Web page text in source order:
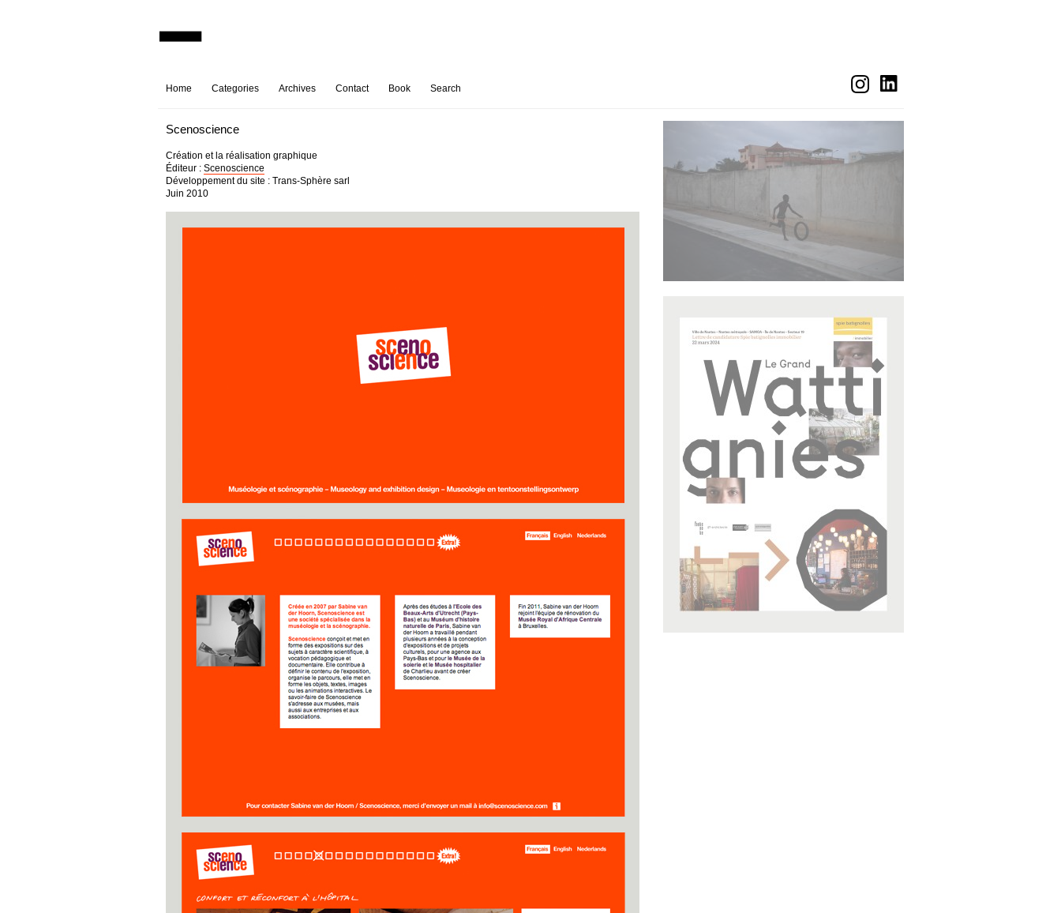
Home Categories Archives Contact Book Search
Scenoscience
Création et la réalisation graphique
Éditeur : Scenoscience
Développement du site : Trans-Sphère sarl
Juin 2010